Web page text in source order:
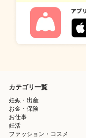
カテゴリ一覧
妊娠・出産
お金・保険
お仕事
妊活
ファッション・コスメ